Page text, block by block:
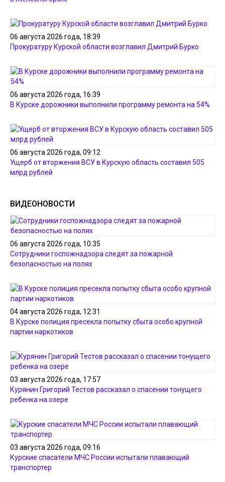
06 августа 2026 года, 18:39
Прокуратуру Курской области возглавил Дмитрий Бурко
06 августа 2026 года, 16:39
В Курске дорожники выполнили программу ремонта на 54%
06 августа 2026 года, 09:12
Ущерб от вторжения ВСУ в Курскую область составил 505
млрд рублей
ВИДЕОНОВОСТИ
06 августа 2026 года, 10:35
Сотрудники госпожнадзора следят за пожарной
безопасностью на полях
04 августа 2026 года, 12:31
В Курске полиция пресекла попытку сбыта особо крупной
партии наркотиков
03 августа 2026 года, 17:57
Курянин Григорий Тестов рассказал о спасении тонущего
ребенка на озере
03 августа 2026 года, 09:16
Курские спасатели МЧС России испытали плавающий
транспортер